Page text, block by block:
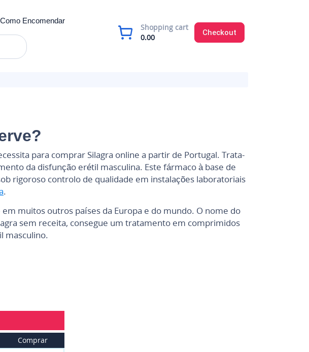
Shopping cart
0.00
Checkout
Como Encomendar
para comprar Silagra online a partir de Portugal. Trata-
da disfunção erétil masculina. Este fármaco à base de
rigoroso controlo de qualidade em instalações laboratoriais
.
muitos outros países da Europa e do mundo. O nome do
sem receita, consegue um tratamento em comprimidos
masculino.
Comprar